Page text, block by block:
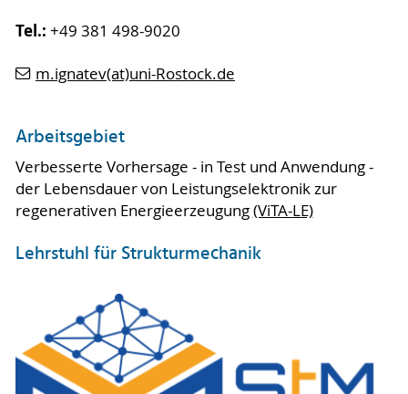
Tel.: +49 381 498-9020
m.ignatev(at)uni-Rostock.de
Arbeitsgebiet
Verbesserte Vorhersage - in Test und Anwendung -
der Lebensdauer von Leistungselektronik zur
regenerativen Energieerzeugung(ViTA-LE)
Lehrstuhl für Strukturmechanik